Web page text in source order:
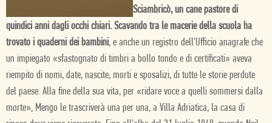
Sciambricò, un cane pastore di
quindici anni dagli occhi chiari. Scavando tra le macerie della scuola ha
trovato i quaderni dei bambini, e anche un registro dell'Ufficio anagrafe che
un impiegato «sfastognato di timbri a bollo tondo e di certificati» aveva
riempito di nomi, date, nascite, morti e sposalizi, di tutte le storie perdute
del paese. Alla fine della sua vita, per «ridare voce a quelli sommersi dalla
morte», Mengo le trascriverà una per una, a Villa Adriatica, la casa di